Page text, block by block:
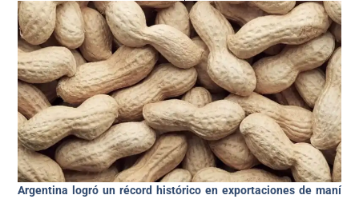
Argentina logró un récord histórico en exportaciones de maní